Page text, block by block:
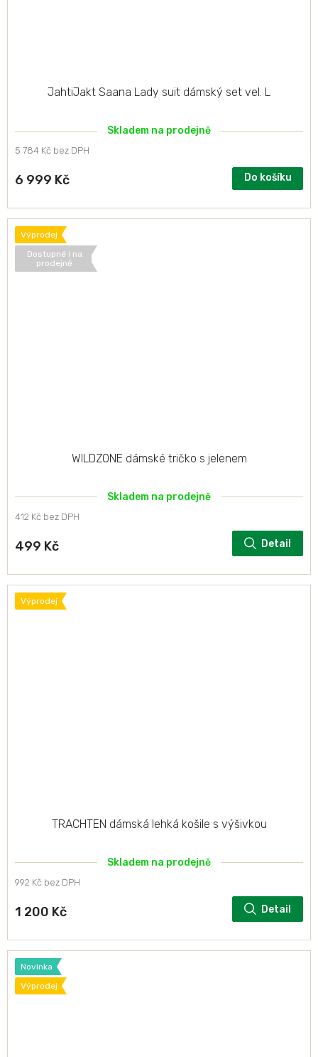
JahtiJakt Saana Lady suit dámský set vel. L
Skladem na prodejně
5 784 Kč bez DPH
6 999 Kč Do košíku
Výprodej
Dostupné i na
prodejně
WILDZONE dámské tričko s jelenem
Skladem na prodejně
412 Kč bez DPH
499 Kč Detail
Výprodej
TRACHTEN dámská lehká košile s výšivkou
Skladem na prodejně
992 Kč bez DPH
1 200 Kč Detail
Novinka
Výprodej